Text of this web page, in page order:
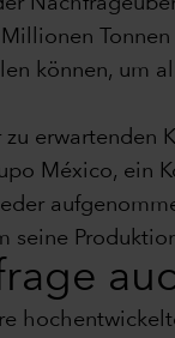
können, um
erwartenden
México, ein
seine